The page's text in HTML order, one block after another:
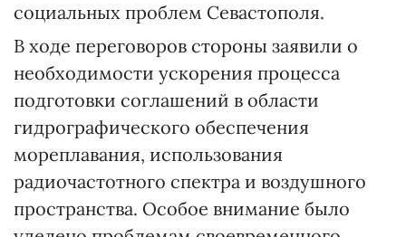
социальных проблем Севастополя.
В ходе переговоров стороны заявили о
необходимости ускорения процесса
подготовки соглашений в области
гидрографического обеспечения
мореплавания, использования
радиочастотного спектра и воздушного
пространства. Особое внимание было